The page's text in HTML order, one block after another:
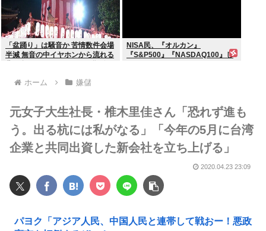
「盆踊り」は騒音か 苦情数件会場
半減 無音の中イヤホンから流れる
NISA民、『オルカン』
『S&P500』『NASDAQ100』し
ホーム 嫌儲
元女子大生社長・椎木里佳さん「恐れず進も
う。出る杭には私がなる」「今年の5月に台湾
企業と共同出資した新会社を立ち上げる」
2020.04.23 23:09
パヨク「アジア人民、中国人民と連帯して戦おー！悪政